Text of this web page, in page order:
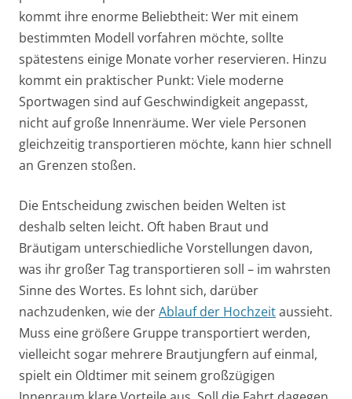
kommt ihre enorme Beliebtheit: Wer mit einem
bestimmten Modell vorfahren möchte, sollte
spätestens einige Monate vorher reservieren. Hinzu
kommt ein praktischer Punkt: Viele moderne
Sportwagen sind auf Geschwindigkeit angepasst,
nicht auf große Innenräume. Wer viele Personen
gleichzeitig transportieren möchte, kann hier schnell
an Grenzen stoßen.
Die Entscheidung zwischen beiden Welten ist
deshalb selten leicht. Oft haben Braut und
Bräutigam unterschiedliche Vorstellungen davon,
was ihr großer Tag transportieren soll – im wahrsten
Sinne des Wortes. Es lohnt sich, darüber
nachzudenken, wie derAblauf der Hochzeitaussieht.
Muss eine größere Gruppe transportiert werden,
vielleicht sogar mehrere Brautjungfern auf einmal,
spielt ein Oldtimer mit seinem großzügigen